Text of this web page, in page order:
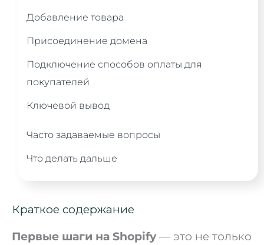
Добавление товара
Присоединение домена
Подключение способов оплаты для
покупателей
Ключевой вывод
Часто задаваемые вопросы
Что делать дальше
Краткое содержание
Первые шаги на Shopify— это не только